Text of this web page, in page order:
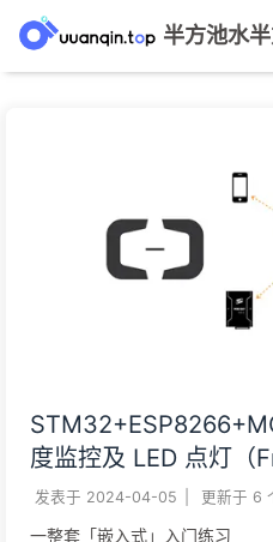
半方池水
度监控及 LED 点灯（
HAL）
发表于 2024-04-05 更新于 6
一整套「嵌入式」入门练习